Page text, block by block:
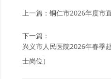
上一篇： 铜仁市2026年度市
下一篇：
兴义市人民医院2026年春季
士岗位）